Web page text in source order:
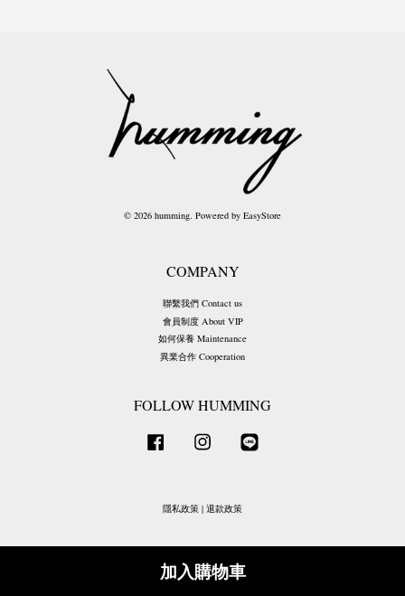
加入購物車
© 2026 humming. Powered by EasyStore
COMPANY
聯繫我們 Contact us
會員制度 About VIP
如何保養 Maintenance
異業合作 Cooperation
FOLLOW HUMMING
Facebook Instagram
隱私政策 | 退款政策